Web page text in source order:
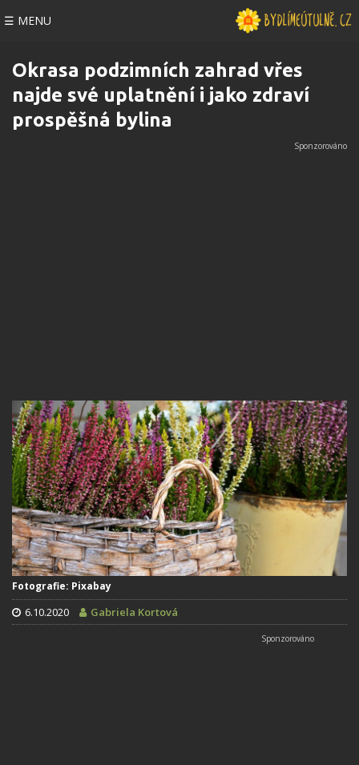
☰ MENU
Okrasa podzimních zahrad vřes
najde své uplatnění i jako zdraví
prospěšná bylina
Fotografie: Pixabay
6.10.2020 Gabriela Kortová